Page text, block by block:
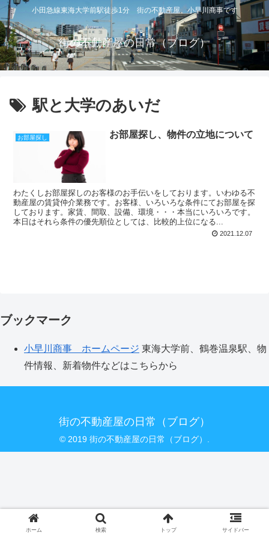
小田急線東海大学前駅徒歩1分 街の不動産屋 小早川商事です
街の不動産屋の日常（ブログ）
駅と大学のあいだ
お部屋探し お部屋探し、物件の立地について
わたくしお部屋探しのお客様のお手伝いをしております。いわゆる不
動産屋の賃貸仲介業務です。お客様、いろいろな条件にてお部屋を探
しております。家賃、間取、設備、環境・・・本当にいろいろです。
本日はそれら条件の優先順位としては、比較的上位になる...
2021.12.07
ブックマーク
小早川商事 ホームページ 東海大学前、鶴巻温泉駅、物
件情報、新着物件などはこちらから
街の不動産屋の日常（ブログ）
© 2019 街の不動産屋の日常（ブログ）.
ホーム 検索 トップ サイドバー